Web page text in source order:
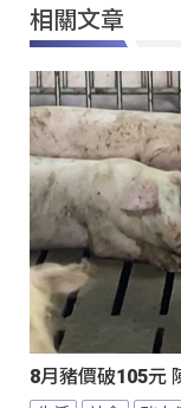
相關文章
8月豬價破105元